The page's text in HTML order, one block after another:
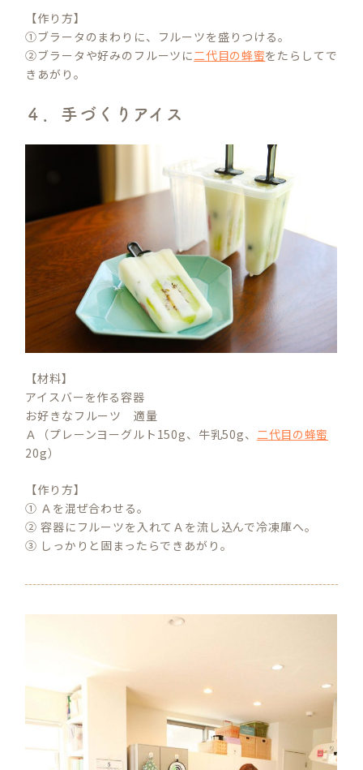
【作り方】
①ブラータのまわりに、フルーツを盛りつける。
②ブラータや好みのフルーツに二代目の蜂蜜をたらしてで
きあがり。
４．手づくりアイス
【材料】
アイスバーを作る容器
お好きなフルーツ 適量
Ａ（プレーンヨーグルト150g、牛乳50g、 二代目の蜂蜜
20g）
【作り方】
① Ａを混ぜ合わせる。
② 容器にフルーツを入れてＡを流し込んで冷凍庫へ。
③ しっかりと固まったらできあがり。